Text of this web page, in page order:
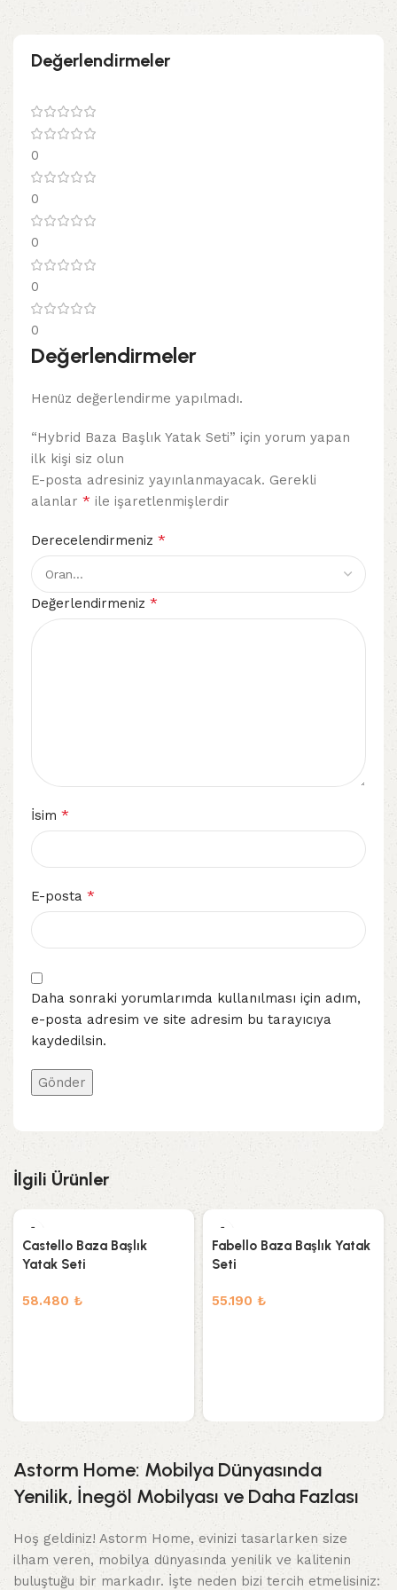
Değerlendirmeler
0
0
0
0
0
Değerlendirmeler
Henüz değerlendirme yapılmadı.
“Hybrid Baza Başlık Yatak Seti” için yorum yapan
ilk kişi siz olun
E-posta adresiniz yayınlanmayacak. Gerekli
alanlar * ile işaretlenmişlerdir
Derecelendirmeniz *
Değerlendirmeniz *
İsim *
E-posta *
Daha sonraki yorumlarımda kullanılması için adım,
e-posta adresim ve site adresim bu tarayıcıya
kaydedilsin.
İlgili Ürünler
Castello Baza Başlık
Yatak Seti
58.480 ₺
Fabello Baza Başlık Yatak
Seti
55.190 ₺
Astorm Home: Mobilya Dünyasında
Yenilik, İnegöl Mobilyası ve Daha Fazlası
Hoş geldiniz! Astorm Home, evinizi tasarlarken size
ilham veren, mobilya dünyasında yenilik ve kalitenin
buluştuğu bir markadır. İşte neden bizi tercih etmelisiniz: